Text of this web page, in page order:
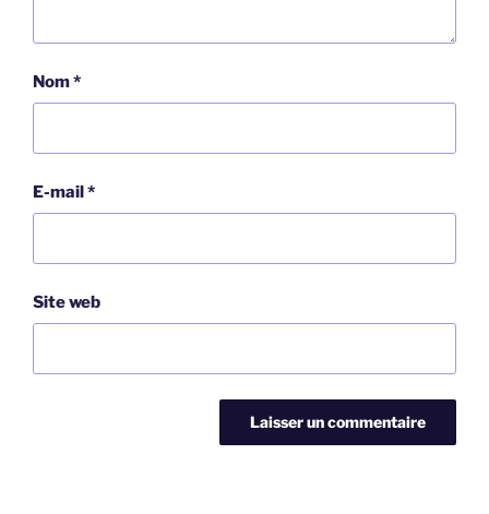
Nom*
E-mail*
Site web